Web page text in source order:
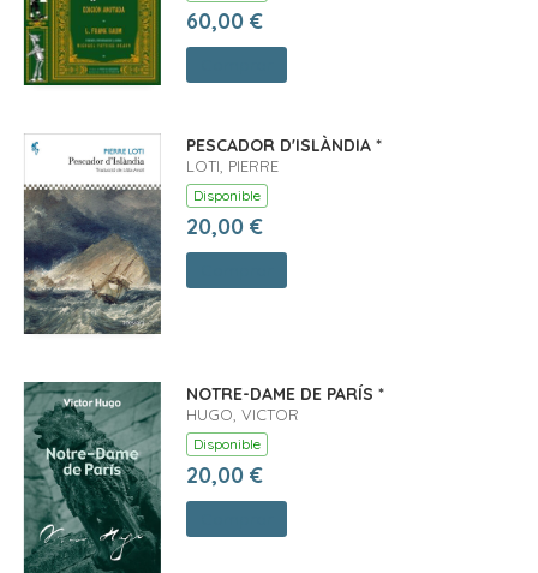
60,00 €
PESCADOR D'ISLÀNDIA *
LOTI, PIERRE
Disponible
20,00 €
NOTRE-DAME DE PARÍS *
HUGO, VICTOR
Disponible
20,00 €